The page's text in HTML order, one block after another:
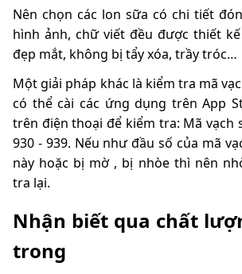
Nên chọn các lon sữa có chi tiết
hình ảnh, chữ viết đều được thiết
đẹp mắt, không bị tẩy xóa, trầy tróc…
Một giải pháp khác là kiểm tra mã
có thể cài các ứng dụng trên App
trên điện thoại để kiểm tra: Mã vạch
930 - 939. Nếu như đầu số của mã
này hoặc bị mờ , bị nhòe thì nên
tra lại.
Nhận biết qua chất
trong